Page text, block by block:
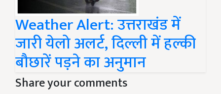
Weather Alert: उत्तराखंड में
जारी येलो अलर्ट, दिल्ली में हल्की
बौछारें पड़ने का अनुमान
Share your comments